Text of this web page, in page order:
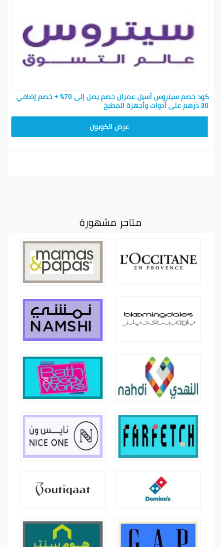
كود خصم سيتروس أسيل عمران خصم يصل إلى 70٪ + خصم إضافي
30 درهم على أدوات وأجهزة المطبخ
عرض الكوبون
متاجر مشهورة